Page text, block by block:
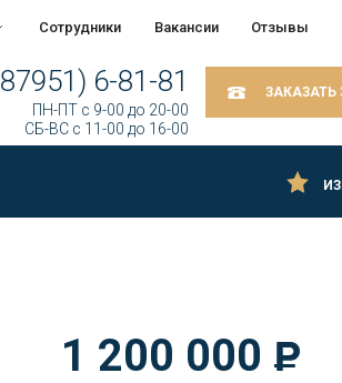
Сотрудники Вакансии Отзывы
ЗАКАЗАТЬ
6-81-81
ПН-ПТ c 9-00 до 20-00
СБ-ВС c 11-00 до 16-00
1 200 000